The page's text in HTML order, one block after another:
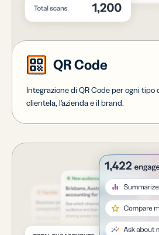
QR Code
Integrazione di QR Code per ogni tipo
clientela, l'azienda e il brand.